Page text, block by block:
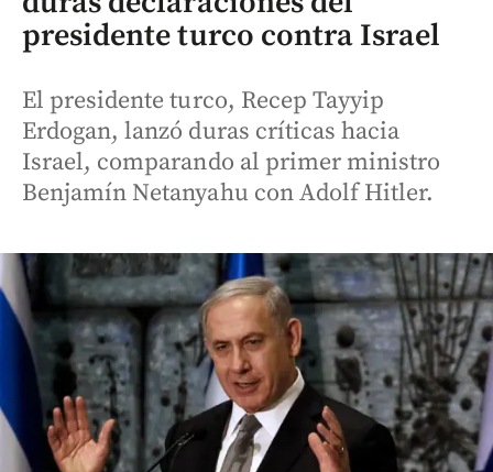
presidente turco contra Israel
El presidente turco, Recep Tayyip
Erdogan, lanzó duras críticas hacia
Israel, comparando al primer ministro
Benjamín Netanyahu con Adolf Hitler.